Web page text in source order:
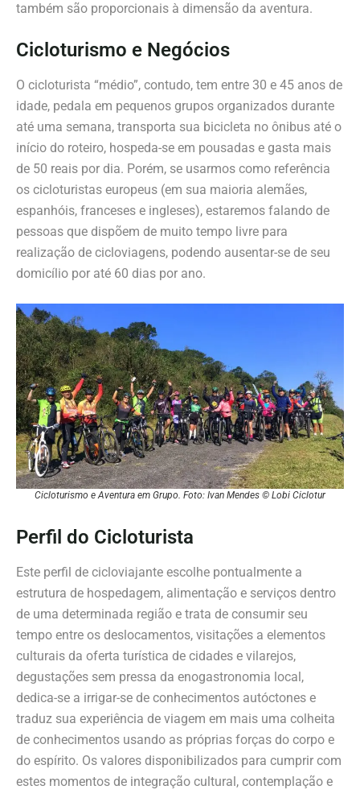
também são proporcionais à dimensão da aventura.
Cicloturismo e Negócios
O cicloturista “médio”, contudo, tem entre 30 e 45 anos de
idade, pedala em pequenos grupos organizados durante
até uma semana, transporta sua bicicleta no ônibus até o
início do roteiro, hospeda-se em pousadas e gasta mais
de 50 reais por dia. Porém, se usarmos como referência
os cicloturistas europeus (em sua maioria alemães,
espanhóis, franceses e ingleses), estaremos falando de
pessoas que dispõem de muito tempo livre para
realização de cicloviagens, podendo ausentar-se de seu
domicílio por até 60 dias por ano.
Cicloturismo e Aventura em Grupo. Foto: Ivan Mendes © Lobi Ciclotur
Perfil do Cicloturista
Este perfil de cicloviajante escolhe pontualmente a
estrutura de hospedagem, alimentação e serviços dentro
de uma determinada região e trata de consumir seu
tempo entre os deslocamentos, visitações a elementos
culturais da oferta turística de cidades e vilarejos,
degustações sem pressa da enogastronomia local,
dedica-se a irrigar-se de conhecimentos autóctones e
traduz sua experiência de viagem em mais uma colheita
de conhecimentos usando as próprias forças do corpo e
do espírito. Os valores disponibilizados para cumprir com
estes momentos de integração cultural, contemplação e